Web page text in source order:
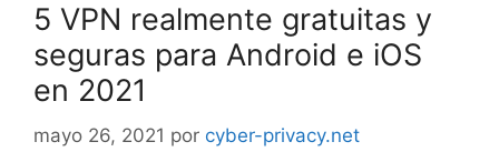
5 VPN realmente gratuitas y
seguras para Android e iOS
en 2021
mayo 26, 2021 por cyber-privacy.net